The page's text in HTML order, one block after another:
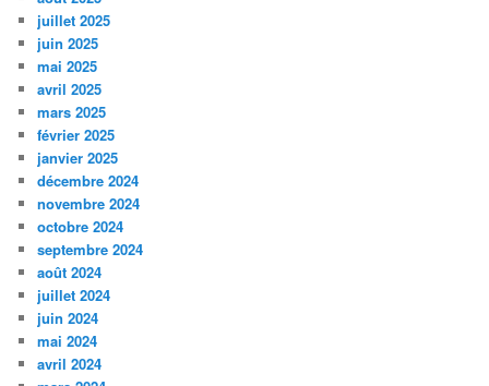
juillet 2025
juin 2025
mai 2025
avril 2025
mars 2025
février 2025
janvier 2025
décembre 2024
novembre 2024
octobre 2024
septembre 2024
août 2024
juillet 2024
juin 2024
mai 2024
avril 2024